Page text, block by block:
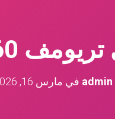
admin في مارس 16, 2026